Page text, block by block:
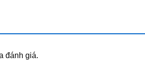
đánh giá.